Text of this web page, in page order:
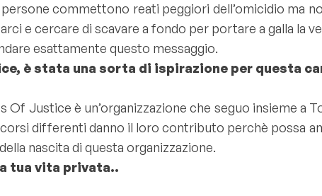
commettono reati peggiori dell’omicidio ma
e cercare di scavare a fondo per portare a galla la
esattamente questo messaggio.
è stata una sorta di ispirazione per questa
Of Justice è un’organizzazione che seguo insieme
differenti danno il loro contributo perchè possa
nascita di questa organizzazione.
tua vita privata..